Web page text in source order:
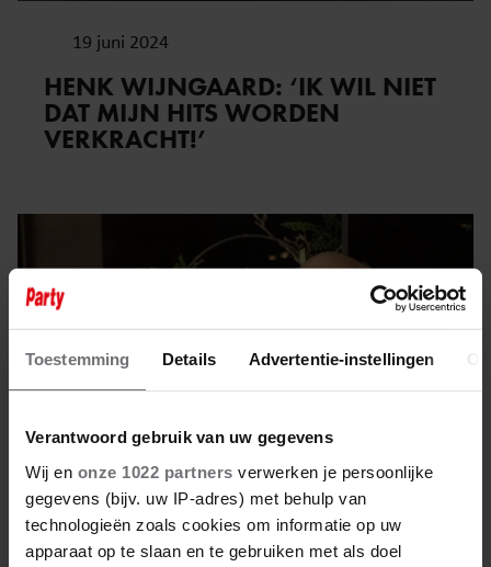
Toestemming Details Advertentie-instellingen
Verantwoord gebruik van uw gegevens
Wij en onze 1022 partners verwerken je persoonlijke
gegevens (bijv. uw IP-adres) met behulp van
technologieën zoals cookies om informatie op uw
apparaat op te slaan en te gebruiken met als doel
19 juni 2024
HENK WIJNGAARD: ‘IK WIL NIET
DAT MIJN HITS WORDEN
VERKRACHT!’
3 maart 2023